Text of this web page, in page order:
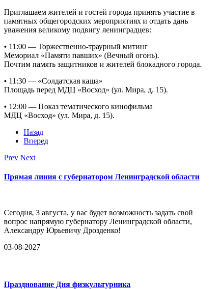
Приглашаем жителей и гостей города принять участие в
памятных общегородских мероприятиях и отдать дань
уважения великому подвигу ленинградцев:
• 11:00 — Торжественно-траурный митинг
Мемориал «Памяти павших» (Вечный огонь).
Почтим память защитников и жителей блокадного города.
• 11:30 — «Солдатская каша»
Площадь перед МДЦ «Восход» (ул. Мира, д. 15).
• 12:00 — Показ тематического кинофильма
МДЦ «Восход» (ул. Мира, д. 15).
Назад
Вперед
Prev Next
Прямая линия с губернатором Ленинградской области
Сегодня, 3 августа, у вас будет возможность задать свой
вопрос напрямую губернатору Ленинградской области,
Александру Юрьевичу Дрозденко!
03-08-2027
Празднование Дня физкультурника